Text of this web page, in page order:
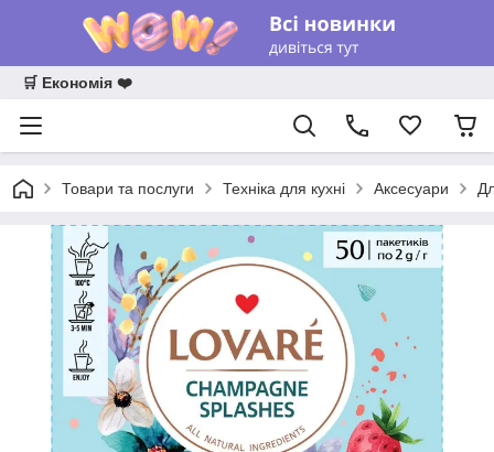
🛒 Економія ❤️
Товари та послуги Техніка для кухні Аксесуари